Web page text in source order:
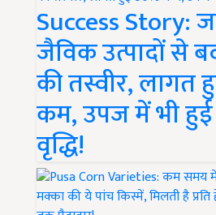
Success Story:
जैविक उत्पादों से
की तस्वीर, लागत
कम, उपज में भी हुई
वृद्धि!